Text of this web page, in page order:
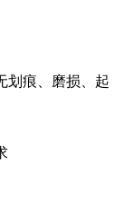
划痕、磨损、起